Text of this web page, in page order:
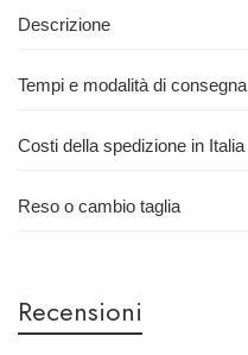
Descrizione
Tempi e modalità di consegna
Costi della spedizione in Italia
Reso o cambio taglia
Recensioni